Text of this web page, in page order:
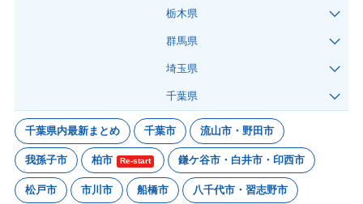
栃木県
群馬県
埼玉県
千葉県
千葉県内最新まとめ 千葉市 流山市・野田市
我孫子市 柏市 Re-start 鎌ケ谷市・白井市・印西市
松戸市 市川市 船橋市 八千代市・習志野市